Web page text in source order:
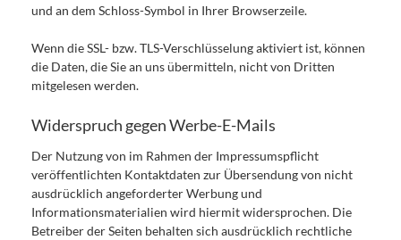
und an dem Schloss-Symbol in Ihrer Browserzeile.
Wenn die SSL- bzw. TLS-Verschlüsselung aktiviert ist, können
die Daten, die Sie an uns übermitteln, nicht von Dritten
mitgelesen werden.
Widerspruch gegen Werbe-E-Mails
Der Nutzung von im Rahmen der Impressumspflicht
veröffentlichten Kontaktdaten zur Übersendung von nicht
ausdrücklich angeforderter Werbung und
Informationsmaterialien wird hiermit widersprochen. Die
Betreiber der Seiten behalten sich ausdrücklich rechtliche